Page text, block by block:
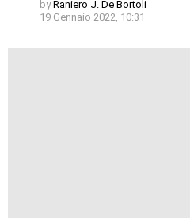
by Raniero J. De Bortoli
19 Gennaio 2022, 10:31